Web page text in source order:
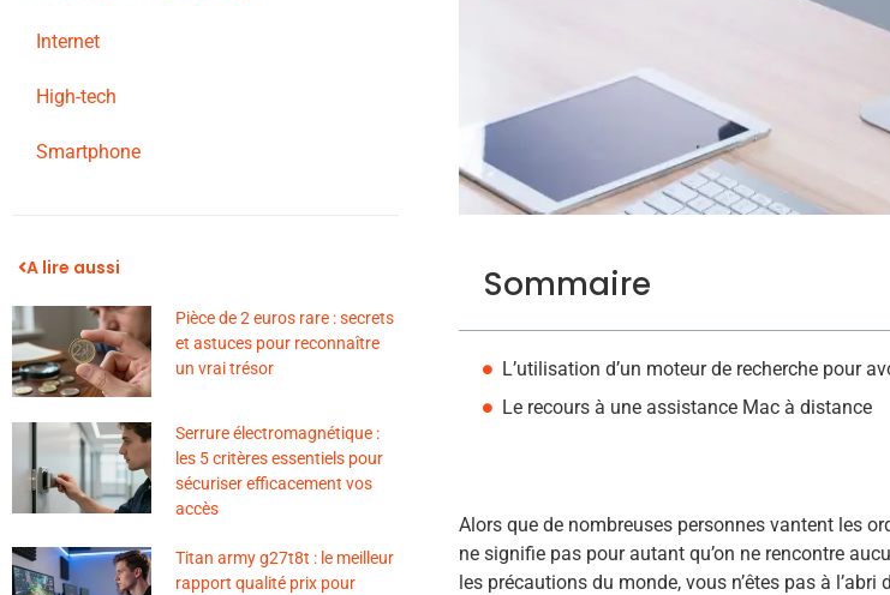
Internet
High-tech
Smartphone
A lire aussi
Pièce de 2 euros rare : secrets
et astuces pour reconnaître
un vrai trésor
Serrure électromagnétique :
les 5 critères essentiels pour
sécuriser efficacement vos
accès
Titan army g27t8t : le meilleur
rapport qualité prix pour
Sommaire
L’utilisation d’un moteur de recherche pour
Le recours à une assistance Mac à distance
Alors que de nombreuses personnes vantent les
ne signifie pas pour autant qu’on ne rencontre
les précautions du monde, vous n’êtes pas à